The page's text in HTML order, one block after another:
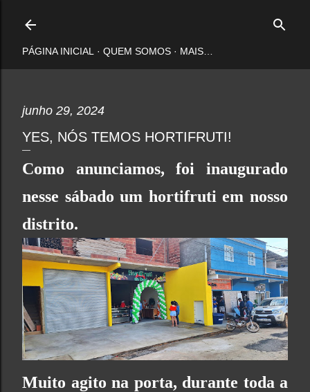
PÁGINA INICIAL QUEM SOMOS MAIS…
junho 29, 2024
YES, NÓS TEMOS HORTIFRUTI!
Como anunciamos, foi inaugurado
nesse sábado um hortifruti em nosso
distrito.
Muito agito na porta, durante toda a